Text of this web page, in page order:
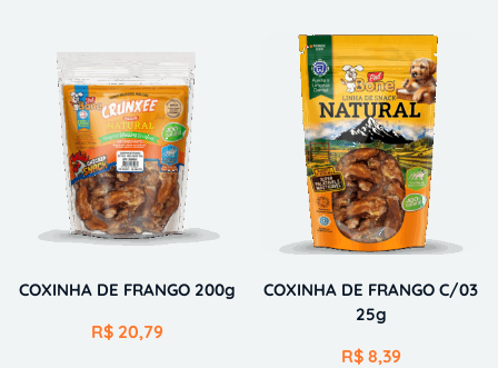
COXINHA DE FRANGO 200g
R$ 20,79
COXINHA DE FRANGO C/03
25g
R$8,39